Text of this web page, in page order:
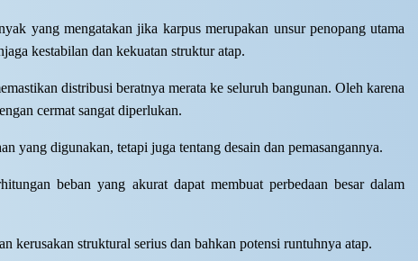
yang mengatakan jika karpus merupakan unsur penopang utama
kestabilan dan kekuatan struktur atap.
distribusi beratnya merata ke seluruh bangunan. Oleh karena
cermat sangat diperlukan.
yang digunakan, tetapi juga tentang desain dan pemasangannya.
beban yang akurat dapat membuat perbedaan besar dalam
kerusakan struktural serius dan bahkan potensi runtuhnya atap.